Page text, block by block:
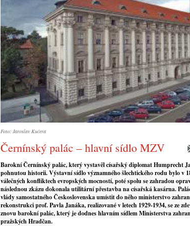
Foto: Jaroslav Kučera
Černínský palác – hlavní sídlo MZV
Barokní Černínský palác, který vystavěl císařský diplomat Humprecht
pohnutou historii. Výstavní sídlo významného šlechtického rodu bylo v
válečných konfliktech evropských mocností, poté spolu se zahradou
následnou zkázu dokonala utilitární přestavba na císařská kasárna.
vlády samostatného Československa umístit do něho ministerstvo
rekonstrukci prof. Pavla Janáka, realizované v letech 1929-1934, se ze
znovu barokní palác, který je dodnes hlavním sídlem Ministerstva
pražských Hradčan.